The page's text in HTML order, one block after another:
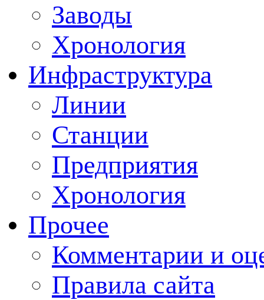
Заводы
Хронология
Инфраструктура
Линии
Станции
Предприятия
Хронология
Прочее
Комментарии и
Правила сайта